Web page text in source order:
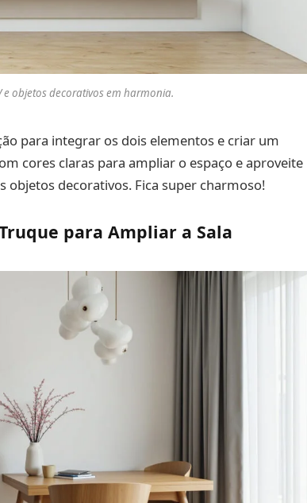
e objetos decorativos em harmonia.
para integrar os dois elementos e criar um
cores claras para ampliar o espaço e aproveite
objetos decorativos. Fica super charmoso!
para Ampliar a Sala